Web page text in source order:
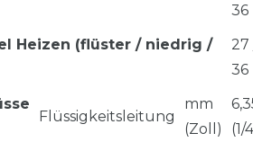
36
Heizen (flüster / niedrig /
27
36
Flüssigkeitsleitung
mm
(Zoll)
(1/